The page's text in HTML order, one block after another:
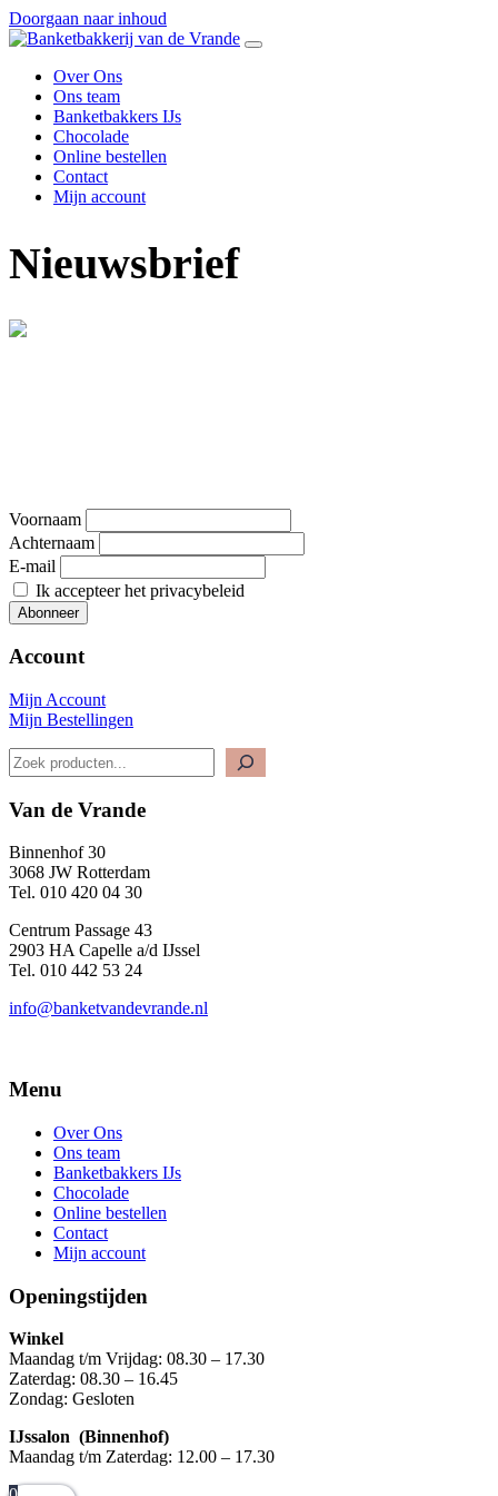
Doorgaan naar inhoud
Over Ons
Ons team
Banketbakkers IJs
Chocolade
Online bestellen
Contact
Mijn account
Nieuwsbrief
Voornaam
Achternaam
E-mail
Ik accepteer het privacybeleid
Account
Mijn Account
Mijn Bestellingen
Zoeken
Van de Vrande
Binnenhof 30
3068 JW Rotterdam
Tel. 010 420 04 30
Centrum Passage 43
2903 HA Capelle a/d IJssel
Tel. 010 442 53 24
info@banketvandevrande.nl
Menu
Over Ons
Ons team
Banketbakkers IJs
Chocolade
Online bestellen
Contact
Mijn account
Openingstijden
Winkel
Maandag t/m Vrijdag: 08.30 – 17.30
Zaterdag: 08.30 – 16.45
Zondag: Gesloten
IJssalon (Binnenhof)
Maandag t/m Zaterdag: 12.00 – 17.30